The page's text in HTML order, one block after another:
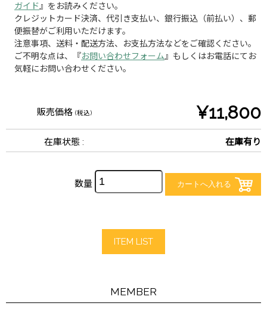
ガイド 』をお読みください。
クレジットカード決済、代引き支払い、銀行振込（前払い）、郵
便振替がご利用いただけます。
注意事項、送料・配送方法、お支払方法などをご確認ください。
ご不明な点は、『お問い合わせフォーム 』もしくはお電話にてお
気軽にお問い合わせください。
販売価格 (税込) ¥11,800
在庫状態 : 在庫有り
数量
ITEM LIST
MEMBER